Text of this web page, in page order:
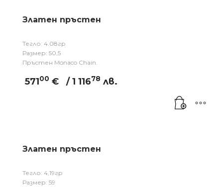
Златен пръстен
Тегло: 4.08гр
Размер: 50,5
Пръстен Monaco Chain.
57100 € / 1 11678 лв.
Златен пръстен
Тегло: 4,19гр
Размер: 59